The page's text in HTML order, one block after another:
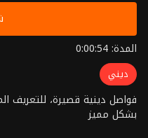
المدة: 0:00:54
ديني
فواصل دينية قصيرة،
بشكل مميز